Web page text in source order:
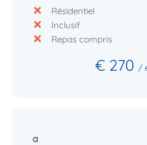
Résidentiel
Inclusif
Repas compris
€ 270 /
a